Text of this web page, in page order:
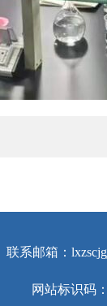
联系邮箱：
网站标识码